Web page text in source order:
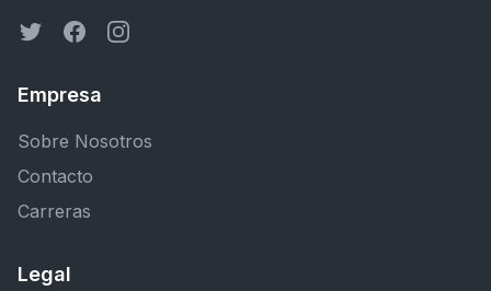
Empresa
Sobre Nosotros
Contacto
Carreras
Legal